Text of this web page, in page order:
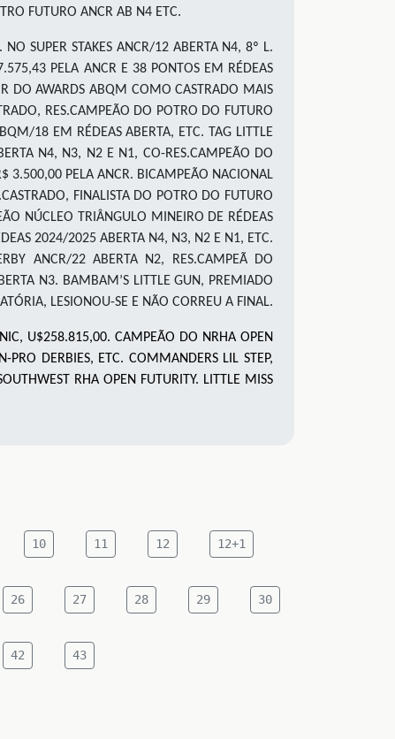
FUTURO ANCR AB N4 ETC.
SUPER STAKES ANCR/12 ABERTA N4, 8º L.
PELA ANCR E 38 PONTOS EM RÉDEAS
DO AWARDS ABQM COMO CASTRADO MAIS
RES.CAMPEÃO DO POTRO DO FUTURO
18 EM RÉDEAS ABERTA, ETC. TAG LITTLE
N4, N3, N2 E N1, CO-RES.CAMPEÃO DO
3.500,00 PELA ANCR. BICAMPEÃO NACIONAL
FINALISTA DO POTRO DO FUTURO
NÚCLEO TRIÂNGULO MINEIRO DE RÉDEAS
2024/2025 ABERTA N4, N3, N2 E N1, ETC.
ANCR/22 ABERTA N2, RES.CAMPEÃ DO
N3. BAMBAM’S LITTLE GUN, PREMIADO
LESIONOU-SE E NÃO CORREU A FINAL.
U$258.815,00. CAMPEÃO DO NRHA OPEN
DERBIES, ETC. COMMANDERS LIL STEP,
RHA OPEN FUTURITY. LITTLE MISS
10 11 12 12+1
26 27 28 29 30
42 43